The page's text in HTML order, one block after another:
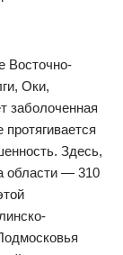
Восточно-
Оки,
заболоченная
Здесь,
области — 310